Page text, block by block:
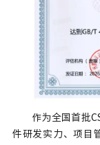
作为全国首批
件研发实力、项目